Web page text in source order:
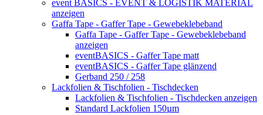
event BASICS - EVENT & LOGISTIK MATERIAL
anzeigen
Gaffa Tape - Gaffer Tape - Gewebeklebeband
Gaffa Tape - Gaffer Tape - Gewebeklebeband
anzeigen
eventBASICS - Gaffer Tape matt
eventBASICS - Gaffer Tape glänzend
Gerband 250 / 258
Lackfolien & Tischfolien - Tischdecken
Lackfolien & Tischfolien - Tischdecken anzeigen
Standard Lackfolien 150µm